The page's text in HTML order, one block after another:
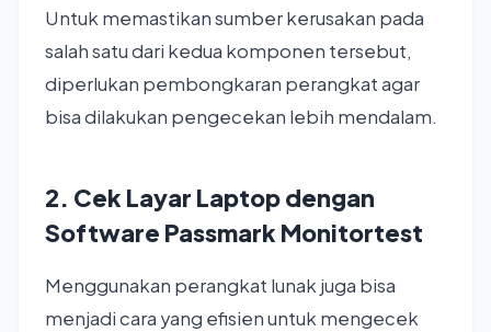
Untuk memastikan sumber kerusakan pada
salah satu dari kedua komponen tersebut,
diperlukan pembongkaran perangkat agar
bisa dilakukan pengecekan lebih mendalam.
2. Cek Layar Laptop dengan
Software Passmark Monitortest
Menggunakan perangkat lunak juga bisa
menjadi cara yang efisien untuk mengecek